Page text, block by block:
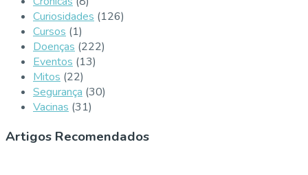
Curiosidades (126)
Cursos (1)
Doenças (222)
Eventos (13)
Mitos (22)
Segurança (30)
Vacinas (31)
Artigos Recomendados